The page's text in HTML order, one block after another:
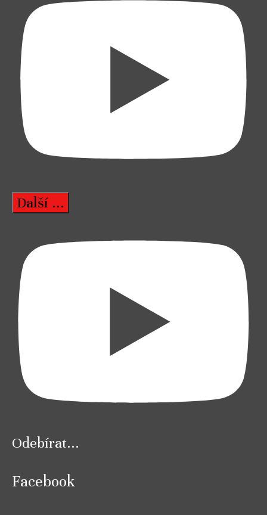
Další ...
Odebírat...
Facebook